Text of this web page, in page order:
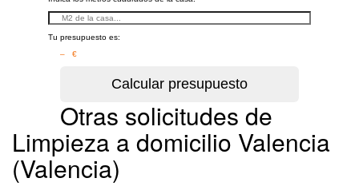
Tu presupuesto es:
– €
Otras solicitudes de
Limpieza a domicilio Valencia
(Valencia)